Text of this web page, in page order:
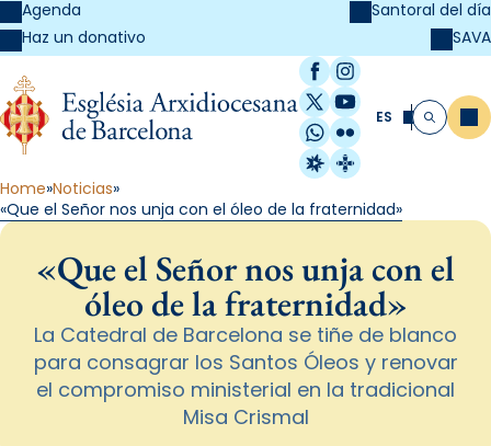
Agenda
Haz un donativo
Santoral del día
SAVA
Facebook
Instagram
X / Twitter
YouTube
WhatsApp
Flickr
Radio Estel
Catalunya
ES Buscar
Home Noticias
«Que el Señor nos unja con el óleo de la fraternidad»
«Que el Señor nos unja con el
óleo de la fraternidad»
La Catedral de Barcelona se tiñe de blanco
para consagrar los Santos Óleos y renovar
el compromiso ministerial en la tradicional
Misa Crismal